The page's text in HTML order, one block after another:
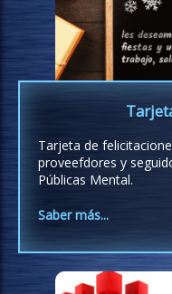
Tarjeta de
proveefdores y
Públicas Mental.
Saber más...